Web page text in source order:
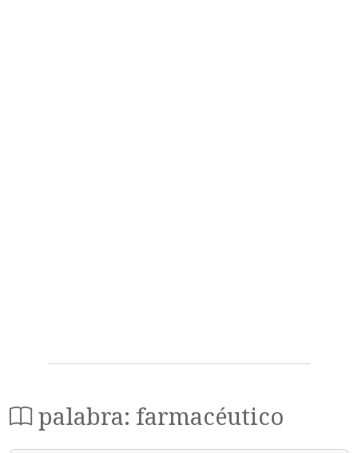
palabra: farmacéutico